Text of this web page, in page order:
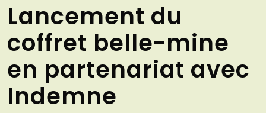
Lancement du
coffret belle-mine
en partenariat avec
Indemne